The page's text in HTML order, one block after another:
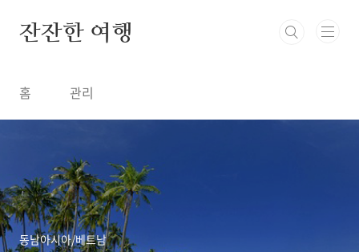
잔잔한 여행
홈 관리
동남아시아/베트남